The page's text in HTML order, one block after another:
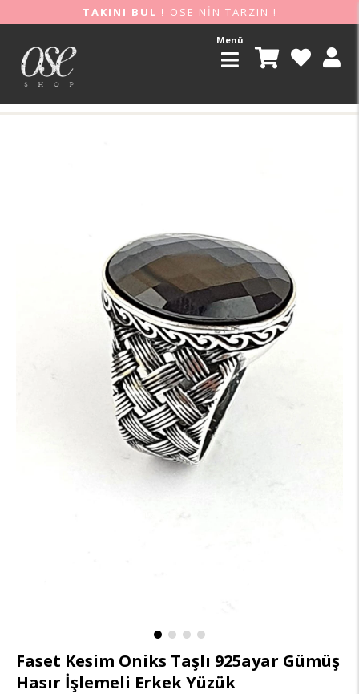
TAKINI BUL ! OSE'NİN TARZIN !
Menü
Faset Kesim Oniks Taşlı 925ayar Gümüş
Hasır İşlemeli Erkek Yüzük